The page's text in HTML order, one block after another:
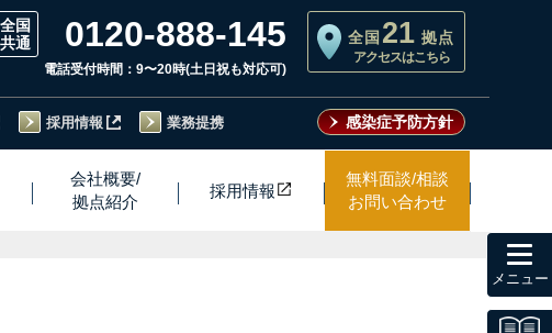
0120-888-145
電話受付時間：9〜20時(土日祝も対応可)
全国 21 拠点
アクセスはこちら
採用情報 業務提携 感染症予防方針
会社概要/
拠点紹介
採用情報
無料面談/相談
お問い合わせ